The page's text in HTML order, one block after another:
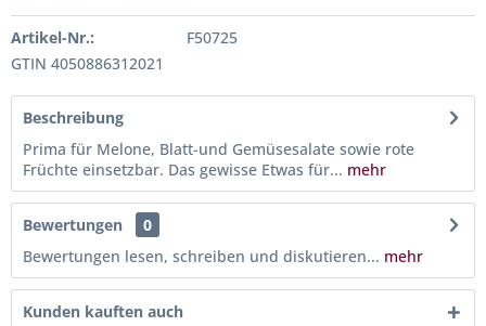
Artikel-Nr.:
F50725
GTIN 4050886312021
Beschreibung
Prima für Melone, Blatt-und Gemüsesalate sowie rote
Früchte einsetzbar. Das gewisse Etwas für... mehr
Bewertungen
0
Bewertungen lesen, schreiben und diskutieren... mehr
Kunden kauften auch